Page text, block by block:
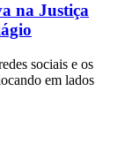
na Justiça
sociais e os
em lados